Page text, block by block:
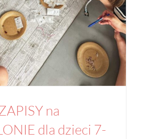
na
dla dzieci 7-